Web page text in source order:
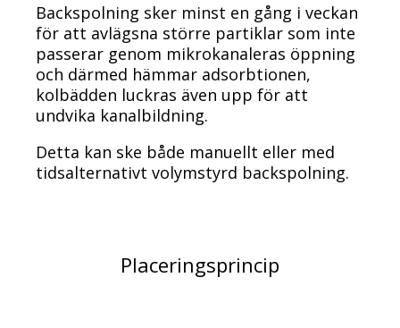
Backspolning sker minst en gång i veckan
för att avlägsna större partiklar som inte
passerar genom mikrokanaleras öppning
och därmed hämmar adsorbtionen,
kolbädden luckras även upp för att
undvika kanalbildning.
Detta kan ske både manuellt eller med
tidsalternativt volymstyrd backspolning.
Placeringsprincip